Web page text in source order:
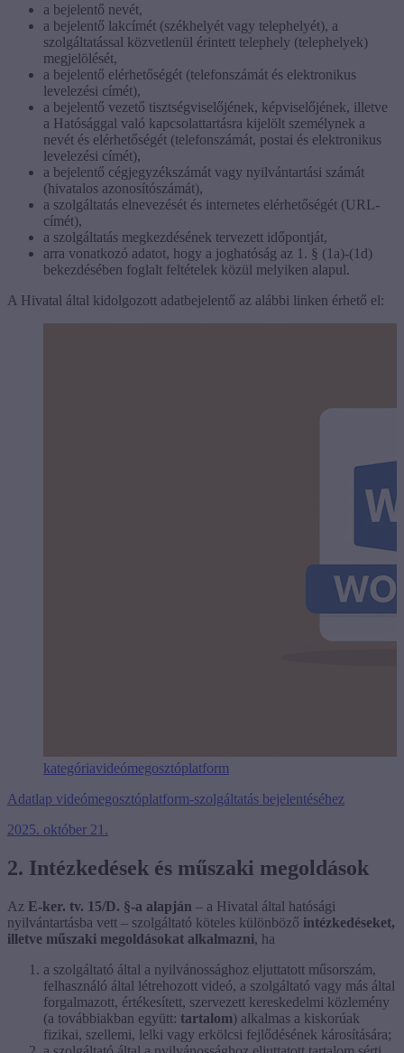
a bejelentő nevét,
a bejelentő lakcímét (székhelyét vagy telephelyét), a
szolgáltatással közvetlenül érintett telephely (telephelyek)
megjelölését,
a bejelentő elérhetőségét (telefonszámát és elektronikus
levelezési címét),
a bejelentő vezető tisztségviselőjének, képviselőjének, illetve
a Hatósággal való kapcsolattartásra kijelölt személynek a
nevét és elérhetőségét (telefonszámát, postai és elektronikus
levelezési címét),
a bejelentő cégjegyzékszámát vagy nyilvántartási számát
(hivatalos azonosítószámát),
a szolgáltatás elnevezését és internetes elérhetőségét (URL-
címét),
a szolgáltatás megkezdésének tervezett időpontját,
arra vonatkozó adatot, hogy a joghatóság az 1. § (1a)-(1d)
bekezdésében foglalt feltételek közül melyiken alapul.
A Hivatal által kidolgozott adatbejelentő az alábbi linken érhető el:
kategóriavideómegosztóplatform
Adatlap videómegosztóplatform-szolgáltatás bejelentéséhez
2025. október 21.
2. Intézkedések és műszaki megoldások
Az E-ker. tv. 15/D. §-a alapján – a Hivatal által hatósági
nyilvántartásba vett – szolgáltató köteles különböző intézkedéseket,
illetve műszaki megoldásokat alkalmazni, ha
a szolgáltató által a nyilvánossághoz eljuttatott műsorszám,
felhasználó által létrehozott videó, a szolgáltató vagy más által
forgalmazott, értékesített, szervezett kereskedelmi közlemény
(a továbbiakban együtt: tartalom) alkalmas a kiskorúak
fizikai, szellemi, lelki vagy erkölcsi fejlődésének károsítására;